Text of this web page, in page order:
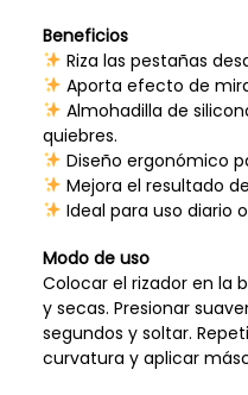
Beneficios
Riza las pestañas
Aporta efecto de
Almohadilla de
quiebres.
Diseño ergonómico
Mejora el resultado
Ideal para uso diario
Modo de uso
Colocar el rizador en la
y secas. Presionar
segundos y soltar.
curvatura y aplicar